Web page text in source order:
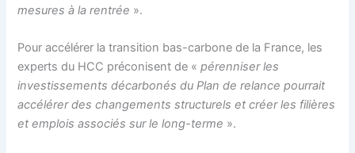
mesures à la rentrée ».
Pour accélérer la transition bas-carbone de la France, les
experts du HCC préconisent de «pérenniser les
investissements décarbonés du Plan de relance pourrait
accélérer des changements structurels et créer les filières
et emplois associés sur le long-terme ».